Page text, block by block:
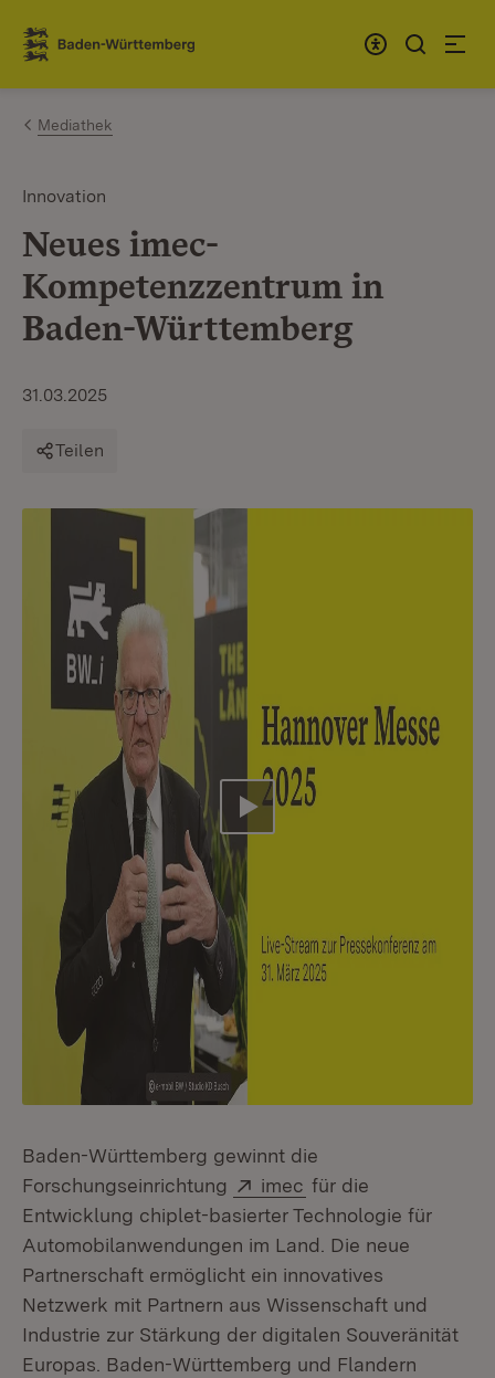
Zum Inhalt springen
Link zur Startseite
Mediathek
Innovation
Neues imec-
Kompetenzzentrum in
Baden-Württemberg
31.03.2025
Teilen
Video abspielen
Baden-Württemberg gewinnt die
Forschungseinrichtung
Extern:
imec (Öffnet in neuem
für die
Entwicklung chiplet-basierter Technologie für
Automobilanwendungen im Land. Die neue
Partnerschaft ermöglicht ein innovatives
Netzwerk mit Partnern aus Wissenschaft und
Industrie zur Stärkung der digitalen Souveränität
Europas. Baden-Württemberg und Flandern